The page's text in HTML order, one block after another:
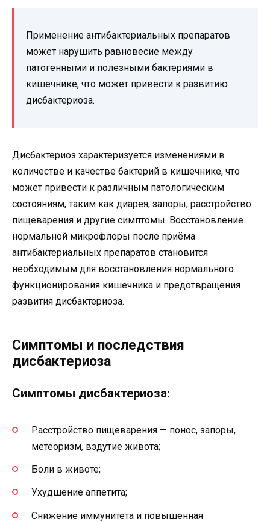
Применение антибактериальных препаратов
может нарушить равновесие между
патогенными и полезными бактериями в
кишечнике, что может привести к развитию
дисбактериоза.
Дисбактериоз характеризуется изменениями в
количестве и качестве бактерий в кишечнике, что
может привести к различным патологическим
состояниям, таким как диарея, запоры, расстройство
пищеварения и другие симптомы. Восстановление
нормальной микрофлоры после приёма
антибактериальных препаратов становится
необходимым для восстановления нормального
функционирования кишечника и предотвращения
развития дисбактериоза.
Симптомы и последствия
дисбактериоза
Симптомы дисбактериоза:
Расстройство пищеварения — понос, запоры,
метеоризм, вздутие живота;
Боли в животе;
Ухудшение аппетита;
Снижение иммунитета и повышенная